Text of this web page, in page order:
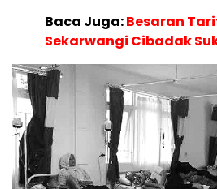
Baca Juga:Besaran
Sekarwangi Cibadak